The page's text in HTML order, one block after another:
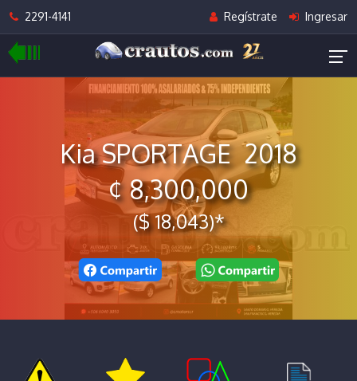
2291-4141 Regístrate Ingresar
Kia SPORTAGE 2018
¢ 8,300,000
($ 18,043)*